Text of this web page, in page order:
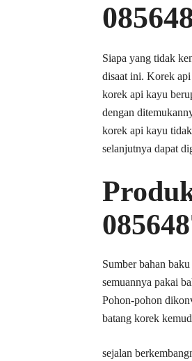
Siapa yang tidak
disaat ini. Korek api
korek api kayu
dengan
korek api kayu
selanjutnya dapat
Sumber bahan
semuannya pakai
Pohon-pohon
batang korek
sejalan